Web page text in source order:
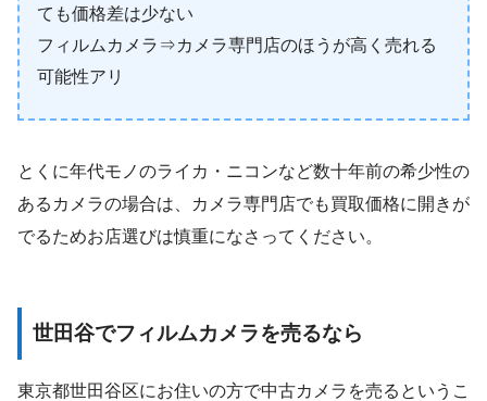
ても価格差は少ない
フィルムカメラ⇒カメラ専門店のほうが高く売れる
可能性アリ
とくに年代モノのライカ・ニコンなど数十年前の希少性の
あるカメラの場合は、カメラ専門店でも買取価格に開きが
でるためお店選びは慎重になさってください。
世田谷でフィルムカメラを売るなら
東京都世田谷区にお住いの方で中古カメラを売るというこ